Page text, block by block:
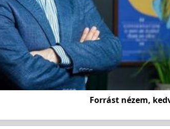
Forrást nézem,